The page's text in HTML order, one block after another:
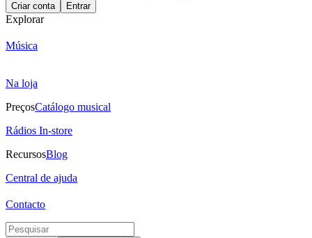
Criar conta Entrar
Explorar
Música
Na loja
PreçosCatálogo musical
Rádios In-store
RecursosBlog
Central de ajuda
Contacto